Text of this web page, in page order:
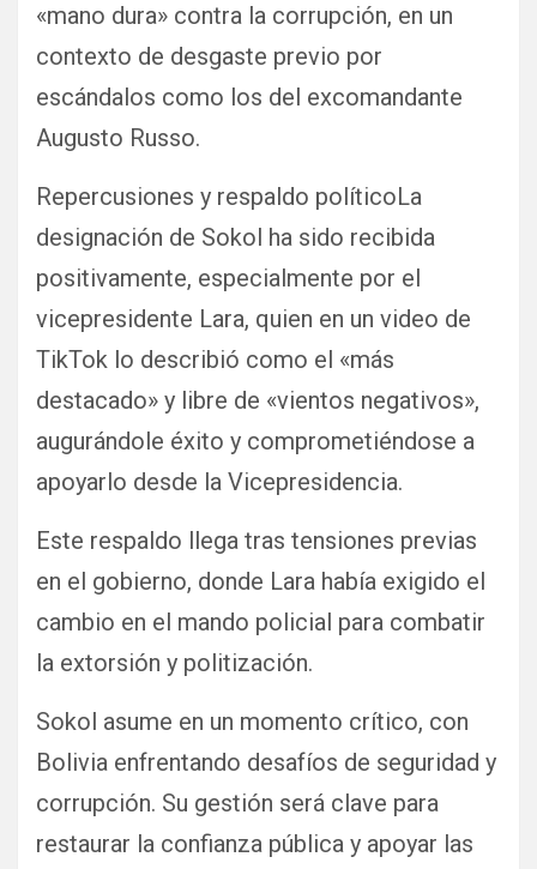
«mano dura» contra la corrupción, en un
contexto de desgaste previo por
escándalos como los del excomandante
Augusto Russo.
Repercusiones y respaldo políticoLa
designación de Sokol ha sido recibida
positivamente, especialmente por el
vicepresidente Lara, quien en un video de
TikTok lo describió como el «más
destacado» y libre de «vientos negativos»,
augurándole éxito y comprometiéndose a
apoyarlo desde la Vicepresidencia.
Este respaldo llega tras tensiones previas
en el gobierno, donde Lara había exigido el
cambio en el mando policial para combatir
la extorsión y politización.
Sokol asume en un momento crítico, con
Bolivia enfrentando desafíos de seguridad y
corrupción. Su gestión será clave para
restaurar la confianza pública y apoyar las